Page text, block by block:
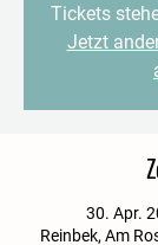
Tickets
Jetzt
30. Apr.
Reinbek, Am